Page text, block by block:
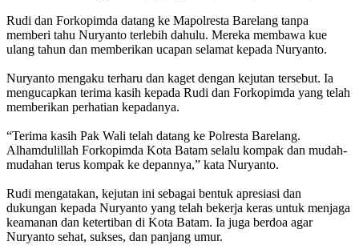
Rudi dan Forkopimda datang ke Mapolresta Barelang tanpa
memberi tahu Nuryanto terlebih dahulu. Mereka membawa kue
ulang tahun dan memberikan ucapan selamat kepada Nuryanto.
Nuryanto mengaku terharu dan kaget dengan kejutan tersebut. Ia
mengucapkan terima kasih kepada Rudi dan Forkopimda yang telah
memberikan perhatian kepadanya.
“Terima kasih Pak Wali telah datang ke Polresta Barelang.
Alhamdulillah Forkopimda Kota Batam selalu kompak dan mudah-
mudahan terus kompak ke depannya,” kata Nuryanto.
Rudi mengatakan, kejutan ini sebagai bentuk apresiasi dan
dukungan kepada Nuryanto yang telah bekerja keras untuk menjaga
keamanan dan ketertiban di Kota Batam. Ia juga berdoa agar
Nuryanto sehat, sukses, dan panjang umur.